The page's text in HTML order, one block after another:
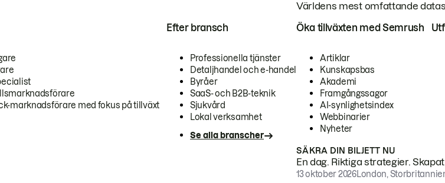
Världens mest omfattande
marknadsförare med fokus på tillväxt
Efter bransch
Professionella tjänster
Detaljhandel och e-handel
Byråer
SaaS- och B2B-teknik
Sjukvård
Lokal verksamhet
Se alla branscher
Öka tillväxten med Semrush
Artiklar
Kunskapsbas
Akademi
Framgångssagor
AI-synlighetsindex
Webbinarier
Nyheter
SÄKRA DIN BILJETT NU
En dag. Riktiga strategier.
13 oktober 2026London,